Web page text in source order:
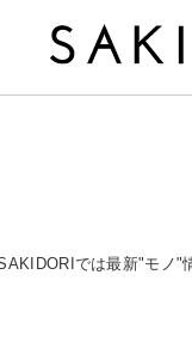
では最新"モノ"